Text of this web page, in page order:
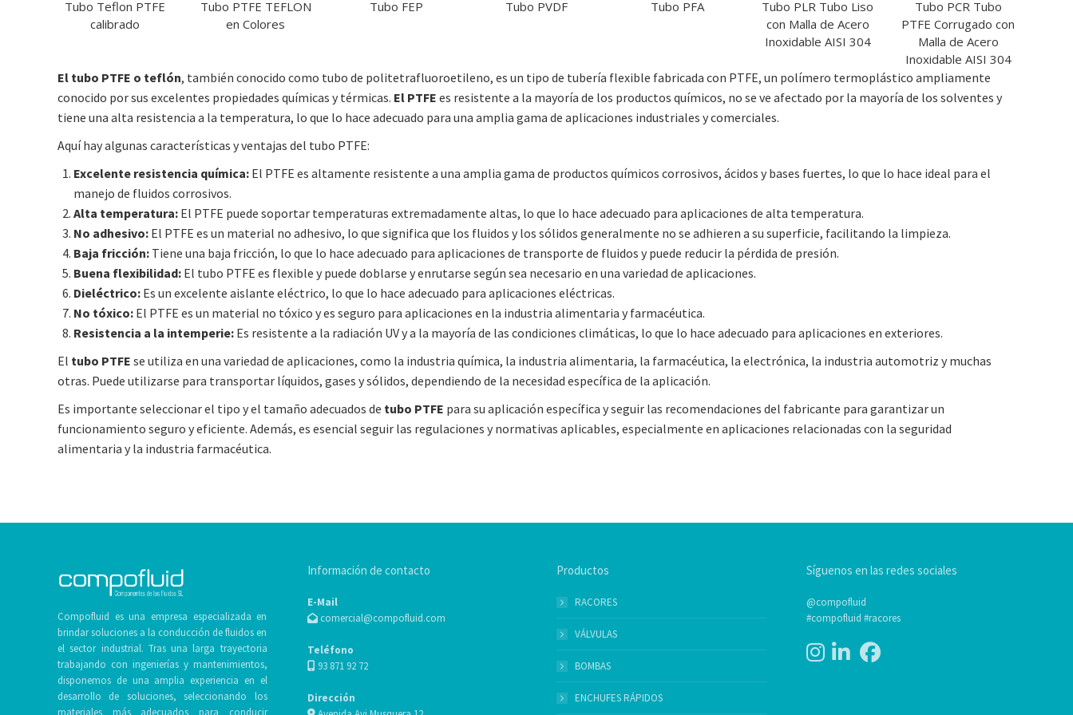
Tubo Teflon PTFE
calibrado
Tubo PTFE TEFLON
en Colores
Tubo FEP Tubo PVDF Tubo PFA
Tubo PLR Tubo Liso
con Malla de Acero
Inoxidable AISI 304
Tubo PCR Tubo
PTFE Corrugado con
Malla de Acero
Inoxidable AISI 304
El tubo PTFE o teflón, también conocido como tubo de politetrafluoroetileno, es un tipo de tubería flexible fabricada con PTFE, un polímero termoplástico ampliamente
conocido por sus excelentes propiedades químicas y térmicas. El PTFE es resistente a la mayoría de los productos químicos, no se ve afectado por la mayoría de los solventes y
tiene una alta resistencia a la temperatura, lo que lo hace adecuado para una amplia gama de aplicaciones industriales y comerciales.
Aquí hay algunas características y ventajas del tubo PTFE:
Excelente resistencia química: El PTFE es altamente resistente a una amplia gama de productos químicos corrosivos, ácidos y bases fuertes, lo que lo hace ideal para el
manejo de fluidos corrosivos.
Alta temperatura: El PTFE puede soportar temperaturas extremadamente altas, lo que lo hace adecuado para aplicaciones de alta temperatura.
No adhesivo: El PTFE es un material no adhesivo, lo que significa que los fluidos y los sólidos generalmente no se adhieren a su superficie, facilitando la limpieza.
Baja fricción: Tiene una baja fricción, lo que lo hace adecuado para aplicaciones de transporte de fluidos y puede reducir la pérdida de presión.
Buena flexibilidad: El tubo PTFE es flexible y puede doblarse y enrutarse según sea necesario en una variedad de aplicaciones.
Dieléctrico: Es un excelente aislante eléctrico, lo que lo hace adecuado para aplicaciones eléctricas.
No tóxico: El PTFE es un material no tóxico y es seguro para aplicaciones en la industria alimentaria y farmacéutica.
Resistencia a la intemperie: Es resistente a la radiación UV y a la mayoría de las condiciones climáticas, lo que lo hace adecuado para aplicaciones en exteriores.
El tubo PTFE se utiliza en una variedad de aplicaciones, como la industria química, la industria alimentaria, la farmacéutica, la electrónica, la industria automotriz y muchas
otras. Puede utilizarse para transportar líquidos, gases y sólidos, dependiendo de la necesidad específica de la aplicación.
Es importante seleccionar el tipo y el tamaño adecuados de tubo PTFE para su aplicación específica y seguir las recomendaciones del fabricante para garantizar un
funcionamiento seguro y eficiente. Además, es esencial seguir las regulaciones y normativas aplicables, especialmente en aplicaciones relacionadas con la seguridad
alimentaria y la industria farmacéutica.
Compofluid es una empresa especializada en
brindar soluciones a la conducción de fluidos en
el sector industrial. Tras una larga trayectoria
trabajando con ingenierías y mantenimientos,
disponemos de una amplia experiencia en el
desarrollo de soluciones, seleccionando los
Información de contacto
E-Mail
comercial@compofluid.com
Teléfono
93 871 92 72
Dirección
Productos
RACORES
VÁLVULAS
BOMBAS
ENCHUFES RÁPIDOS
Síguenos en las redes sociales
@compofluid
#compofluid #racores